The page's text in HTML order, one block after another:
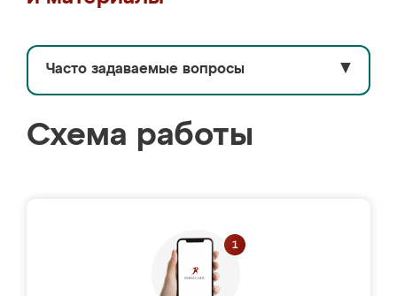
Часто задаваемые вопросы ▼
Схема работы